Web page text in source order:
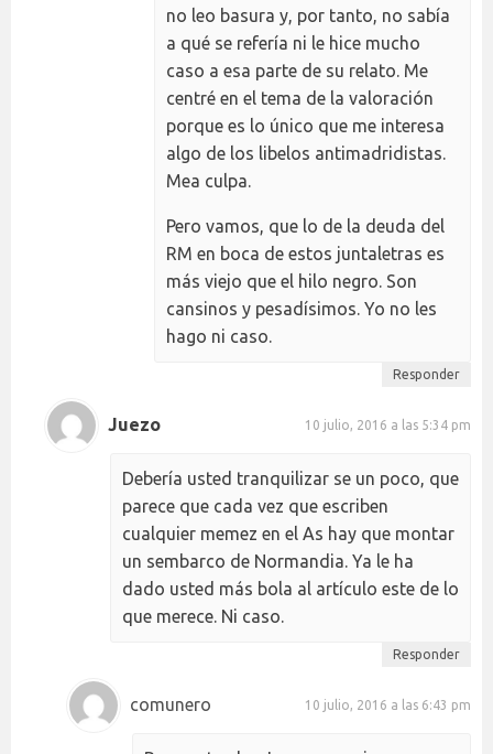
no leo basura y, por tanto, no sabía
a qué se refería ni le hice mucho
caso a esa parte de su relato. Me
centré en el tema de la valoración
porque es lo único que me interesa
algo de los libelos antimadridistas.
Mea culpa.
Pero vamos, que lo de la deuda del
RM en boca de estos juntaletras es
más viejo que el hilo negro. Son
cansinos y pesadísimos. Yo no les
hago ni caso.
Responder
Juezo 10 julio, 2016 a las 5:34 pm
Debería usted tranquilizar se un poco, que
parece que cada vez que escriben
cualquier memez en el As hay que montar
un sembarco de Normandia. Ya le ha
dado usted más bola al artículo este de lo
que merece. Ni caso.
Responder
comunero 10 julio, 2016 a las 6:43 pm